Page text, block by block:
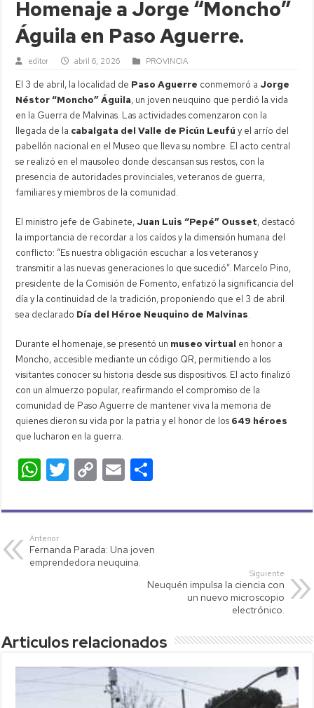
Homenaje a Jorge “Moncho”
Águila en Paso Aguerre.
editor abril 6, 2026 PROVINCIA
El 3 de abril, la localidad de Paso Aguerre conmemoró a Jorge
Néstor “Moncho” Águila, un joven neuquino que perdió la vida
en la Guerra de Malvinas. Las actividades comenzaron con la
llegada de la cabalgata del Valle de Picún Leufú y el arrío del
pabellón nacional en el Museo que lleva su nombre. El acto central
se realizó en el mausoleo donde descansan sus restos, con la
presencia de autoridades provinciales, veteranos de guerra,
familiares y miembros de la comunidad.
El ministro jefe de Gabinete, Juan Luis “Pepé” Ousset, destacó
la importancia de recordar a los caídos y la dimensión humana del
conflicto: “Es nuestra obligación escuchar a los veteranos y
transmitir a las nuevas generaciones lo que sucedió”. Marcelo Pino,
presidente de la Comisión de Fomento, enfatizó la significancia del
día y la continuidad de la tradición, proponiendo que el 3 de abril
sea declarado Día del Héroe Neuquino de Malvinas.
Durante el homenaje, se presentó un museo virtual en honor a
Moncho, accesible mediante un código QR, permitiendo a los
visitantes conocer su historia desde sus dispositivos. El acto finalizó
con un almuerzo popular, reafirmando el compromiso de la
comunidad de Paso Aguerre de mantener viva la memoria de
quienes dieron su vida por la patria y el honor de los 649 héroes
que lucharon en la guerra.
W
at
s
A
T
tt
C
p
Li
E
ail m
ar
tir
Anterior
Fernanda Parada: Una joven
emprendedora neuquina.
Siguiente
Neuquén impulsa la ciencia con
un nuevo microscopio
electrónico.
Articulos relacionados